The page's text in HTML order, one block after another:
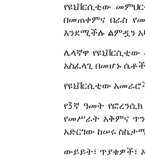
የዩኒቨርሲቲው
በመጠቀምና በራስ
እንደሚችሉ ልምዷን
ሌላኛዋ
አስፈላጊ በመሆኑ
የዩኒቨርሲቲው
የ3ኛ ዓመት
የመሥራት አቅምና
አድርገው ከሠሩ
ውይይት፣ ጥያቄዎች፣